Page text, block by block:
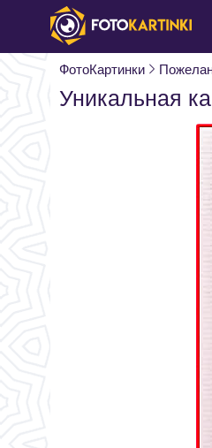
ФотоКартинки
Уникальная